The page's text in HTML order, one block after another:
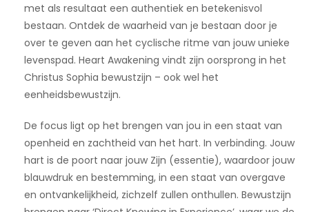
met als resultaat een authentiek en betekenisvol
bestaan. Ontdek de waarheid van je bestaan door je
over te geven aan het cyclische ritme van jouw unieke
levenspad. Heart Awakening vindt zijn oorsprong in het
Christus Sophia bewustzijn – ook wel het
eenheidsbewustzijn.
De focus ligt op het brengen van jou in een staat van
openheid en zachtheid van het hart. In verbinding. Jouw
hart is de poort naar jouw Zijn (essentie), waardoor jouw
blauwdruk en bestemming, in een staat van overgave
en ontvankelijkheid, zichzelf zullen onthullen. Bewustzijn